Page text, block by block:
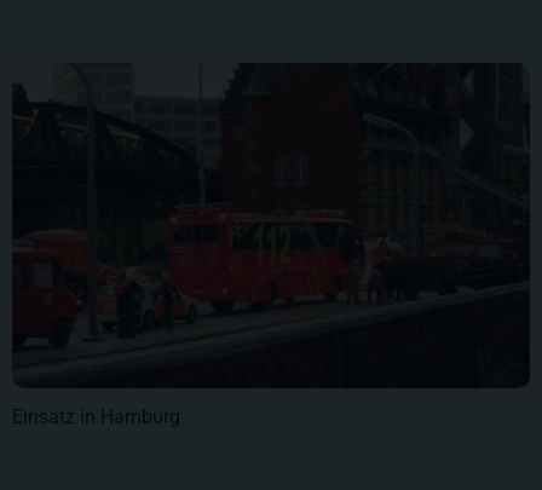
Einsatz in Hamburg